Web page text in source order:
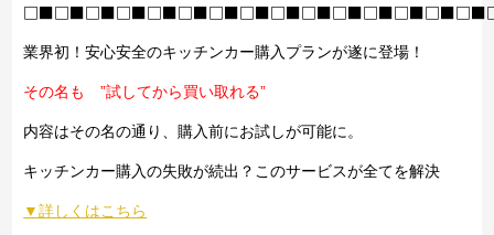
業界初！安心安全のキッチンカー購入プランが遂に登場！
その名も ”試してから買い取れる”
内容はその名の通り、購入前にお試しが可能に。
キッチンカー購入の失敗が続出？このサービスが全てを解決
▼詳しくはこちら